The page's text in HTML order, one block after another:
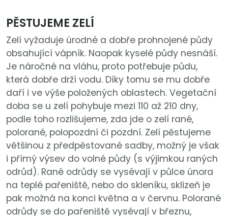
PĚSTUJEME ZELÍ
Zelí vyžaduje úrodné a dobře prohnojené půdy
obsahující vápník. Naopak kyselé půdy nesnáší.
Je náročné na vláhu, proto potřebuje půdu,
která dobře drží vodu. Díky tomu se mu dobře
daří i ve výše položených oblastech. Vegetační
doba se u zelí pohybuje mezi 110 až 210 dny,
podle toho rozlišujeme, zda jde o zelí rané,
polorané, polopozdní či pozdní. Zelí pěstujeme
většinou z předpěstované sadby, možný je však
i přímý výsev do volné půdy (s výjimkou raných
odrůd). Rané odrůdy se vysévají v půlce února
na teplé pařeniště, nebo do skleníku, sklizeň je
pak možná na konci května a v červnu. Polorané
odrůdy se do pařeniště vysévají v březnu,